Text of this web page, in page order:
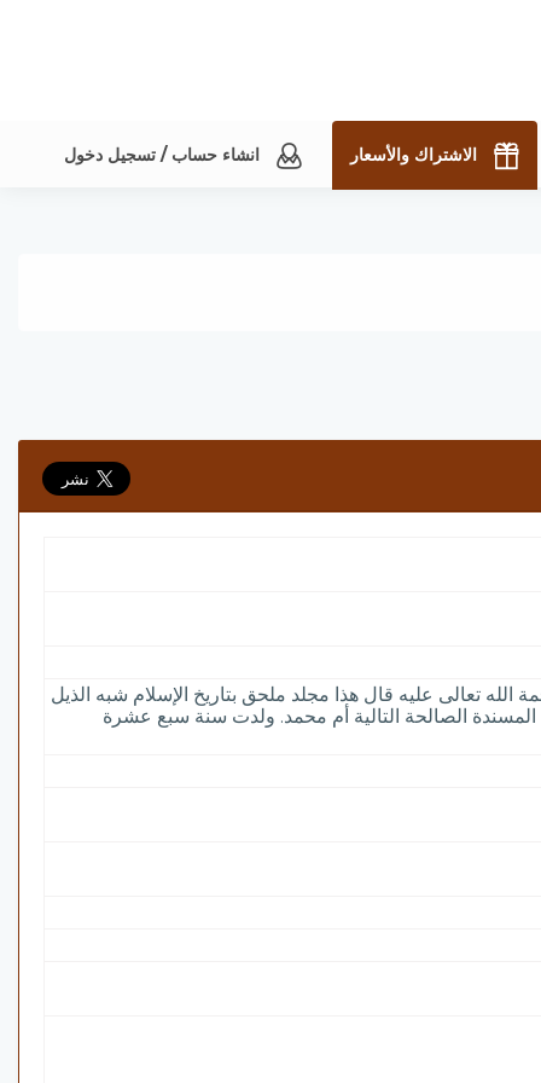
الاشتراك والأسعار انشاء حساب / تسجيل دخول
تعالى عليه قال هذا مجلد ملحق بتاريخ الإسلام شبه الذيل
الصالحة التالية أم محمد. ولدت سنة سبع عشرة